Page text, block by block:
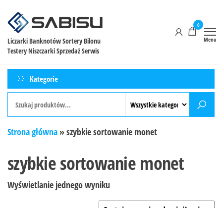
Liczarki Banknotów Sortery Bilonu
Testery Niszczarki Sprzedaż Serwis
0
Menu
Kategorie
Strona główna »szybkie sortowanie monet
szybkie sortowanie monet
Wyświetlanie jednego wyniku